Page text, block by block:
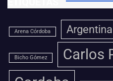
Arena Córdoba Argentina
Bicho Gómez Carlos